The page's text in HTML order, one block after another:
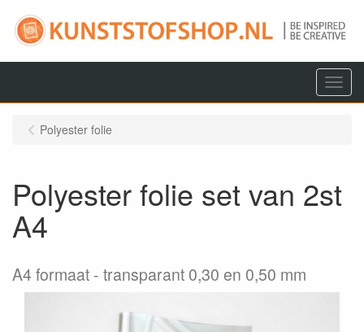
Menu
Polyester folie
Polyester folie set van 2st
A4
A4 formaat transparant 0,30 en 0,50 mm